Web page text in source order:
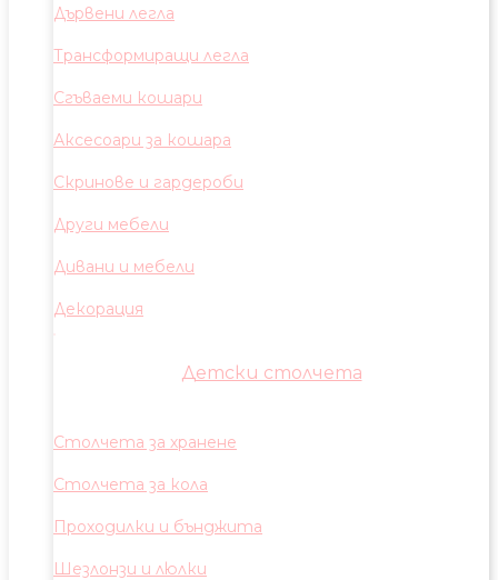
Дървени легла
Трансформиращи легла
Сгъваеми кошари
Аксесоари за кошара
Скринове и гардероби
Други мебели
Дивани и мебели
Декорация
Детски столчета
Столчета за хранене
Столчета за кола
Проходилки и бънджита
Шезлонзи и люлки